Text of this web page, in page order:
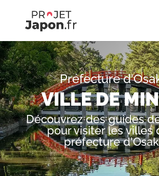
Préfecture
VILLE DE
Découvrez des guides
pour visiter les villes
préfecture